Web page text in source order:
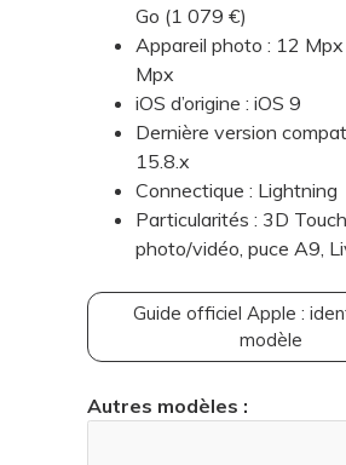
Go (1 079 €)
Appareil photo : 12 Mpx
Mpx
iOS d’origine : iOS 9
Dernière version
15.8.x
Connectique : Lightning
Particularités : 3D
photo/vidéo, puce A9,
Guide officiel Apple :
modèle
Autres modèles :